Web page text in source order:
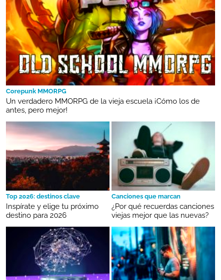
Corepunk MMORPG
Un verdadero MMORPG de la vieja escuela ¡Cómo los de
antes, pero mejor!
Top 2026: destinos clave
Inspírate y elige tu próximo
destino para 2026
Canciones que marcan
¿Por qué recuerdas canciones
viejas mejor que las nuevas?